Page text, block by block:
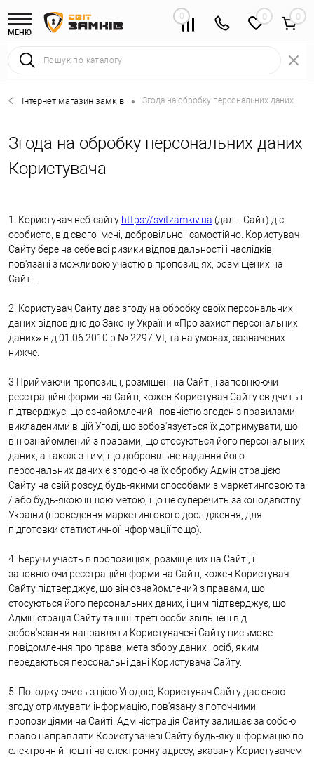
МЕНЮ
0 0
Інтернет магазин замків • Згода на обробку персональних даних
Згода на обробку персональних даних
Користувача
1. Користувач веб-сайту https://svitzamkiv.ua (далі - Cайт) діє
особисто, від свого імені, добровільно і самостійно. Користувач
Сайту бере на себе всі ризики відповідальності і наслідків,
пов'язані з можливою участю в пропозиціях, розміщених на
Сайті.
2. Користувач Сайту дає згоду на обробку своїх персональних
даних відповідно до Закону України «Про захист персональних
даних» від 01.06.2010 р № 2297-VI, та на умовах, зазначених
нижче.
3.Приймаючи пропозиції, розміщені на Сайті, і заповнюючи
реєстраційні форми на Сайті, кожен Користувач Сайту свідчить і
підтверджує, що ознайомлений і повністю згоден з правилами,
викладеними в цій Угоді, що зобов'язується їх дотримувати, що
він ознайомлений з правами, що стосуються його персональних
даних, а також з тим, що добровільне надання його
персональних даних є згодою на їх обробку Адміністрацією
Сайту на свій розсуд будь-якими способами з маркетинговою та
/ або будь-якою іншою метою, що не суперечить законодавству
України (проведення маркетингового дослідження, для
підготовки статистичної інформації тощо).
4. Беручи участь в пропозиціях, розміщених на Сайті, і
заповнюючи реєстраційні форми на Сайті, кожен Користувач
Сайту підтверджує, що він ознайомлений з правами, що
стосуються його персональних даних, і цим підтверджує, що
Адміністрація Сайту та інші треті особи звільнені від
зобов'язання направляти Користувачеві Сайту письмове
повідомлення про права, мета збору даних і осіб, яким
передаються персональні дані Користувача Сайту.
5. Погоджуючись з цією Угодою, Користувач Сайту дає свою
згоду отримувати інформацію, пов'язану з поточними
пропозиціями на Сайті. Адміністрація Сайту залишає за собою
право направляти Користувачеві Сайту будь-яку інформацію по
електронній пошті на електронну адресу, вказану Користувачем